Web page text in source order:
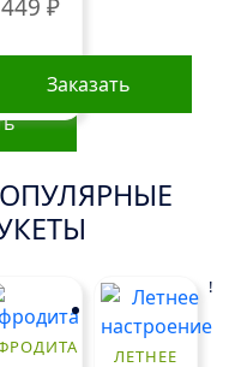
449₽
Заказать
ЛЕТНЕЕ
!